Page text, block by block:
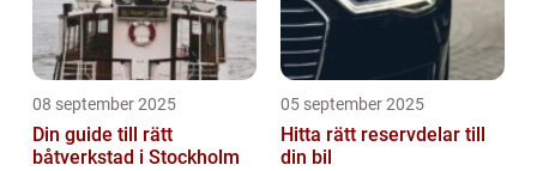
08 september 2025
Din guide till rätt
båtverkstad i Stockholm
05 september 2025
Hitta rätt reservdelar till
din bil